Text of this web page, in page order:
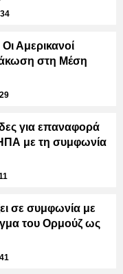
Αμερικανοί
στη Μέση
για επαναφορά
με τη συμφωνία
σε συμφωνία με
του Ορμούζ ως